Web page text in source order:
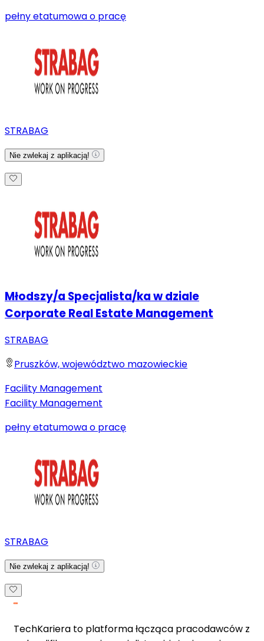
pełny etatumowa o pracę
STRABAG
Nie zwlekaj z aplikacją!
Młodszy/a Specjalista/ka w dziale
Corporate Real Estate Management
STRABAG
Pruszków, województwo mazowieckie
Facility Management
Facility Management
pełny etatumowa o pracę
STRABAG
Nie zwlekaj z aplikacją!
TechKariera to platforma łącząca pracodawców z